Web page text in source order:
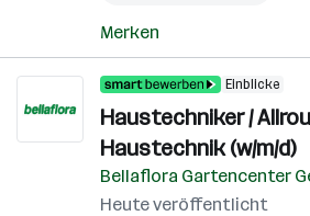
Merken
Einblicke
Haustechniker /
Haustechnik (w/m/d)
Bellaflora Gartencenter
Heute veröffentlicht